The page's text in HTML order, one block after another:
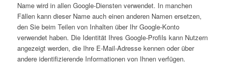
Name wird in allen Google-Diensten verwendet. In manchen
Fällen kann dieser Name auch einen anderen Namen ersetzen,
den Sie beim Teilen von Inhalten über Ihr Google-Konto
verwendet haben. Die Identität Ihres Google-Profils kann Nutzern
angezeigt werden, die Ihre E-Mail-Adresse kennen oder über
andere identifizierende Informationen von Ihnen verfügen.